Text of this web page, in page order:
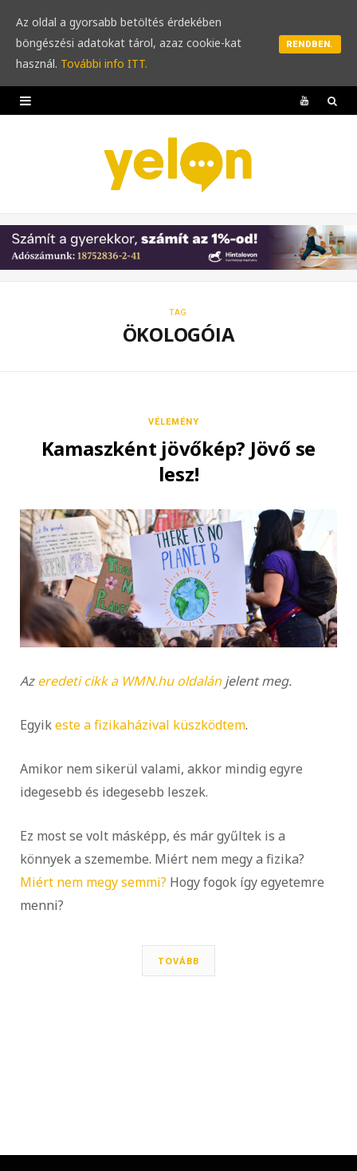
Y
u
b
e
TAG
ÖKOLOGÓIA
VÉLEMÉNY
Kamaszként jövőkép? Jövő se
lesz!
Azeredeti cikk a WMN.hu oldalánjelent meg.
Egyikeste a fizikaházival küszködtem.
Amikor nem sikerül valami, akkor mindig egyre
idegesebb és idegesebb leszek.
Ez most se volt másképp, és már gyűltek is a
könnyek a szemembe. Miért nem megy a fizika?
Miért nem megy semmi? Hogy fogok így egyetemre
menni?
TOVÁBB
Az oldal a gyorsabb betöltés érdekében
böngészési adatokat tárol, azaz cookie-kat
használ. További info ITT.
RENDBEN.